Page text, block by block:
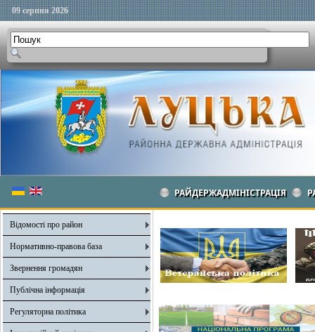
09 серпня 2026
РАЙДЕРЖАДМІНІСТРАЦІЯ
Відомості про район
Нормативно-правова база
Звернення громадян
Публічна інформація
Регуляторна політика